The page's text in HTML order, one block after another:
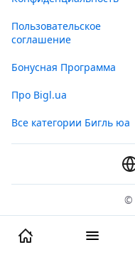
Пользовательское
соглашение
Бонусная Программа
Про Bigl.ua
Все категории Бигль юа
©